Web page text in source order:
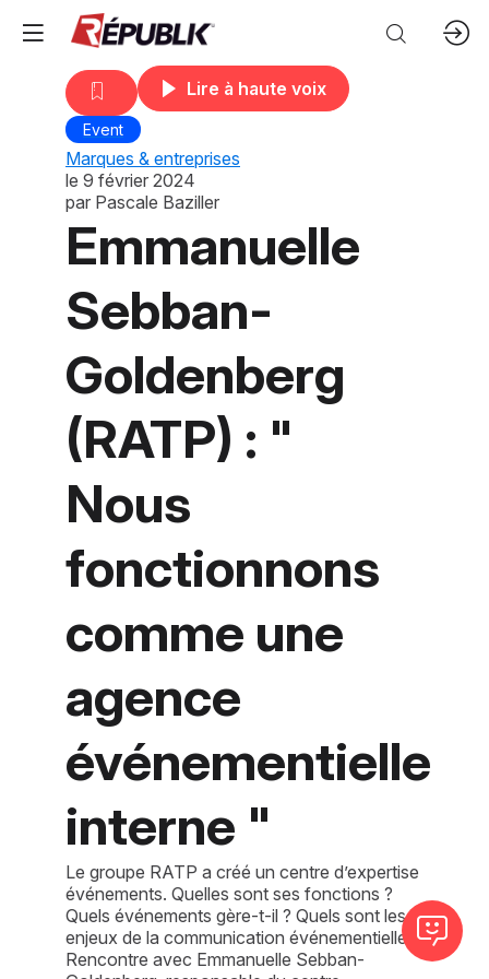
Lire à haute voix
Event
Marques & entreprises
le 9 février 2024
par Pascale Baziller
Emmanuelle
Sebban-
Goldenberg
(RATP) : "
Nous
fonctionnons
comme une
agence
événementielle
interne "
Le groupe RATP a créé un centre d’expertise
événements. Quelles sont ses fonctions ?
Quels événements gère-t-il ? Quels sont les
enjeux de la communication événementielle ?
Rencontre avec Emmanuelle Sebban-